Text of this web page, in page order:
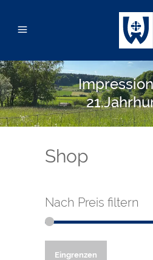
Shop
Nach Preis filtern
Eingrenzen